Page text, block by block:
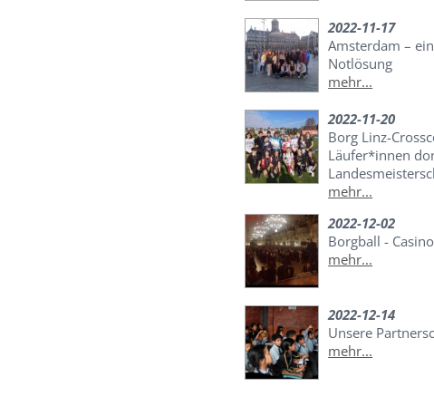
2022-11-17
Amsterdam –
Notlösung
mehr...
2022-11-20
Borg Linz-
Läufer*innen
mehr...
2022-12-02
Borgball -
mehr...
2022-12-14
Unsere
mehr...